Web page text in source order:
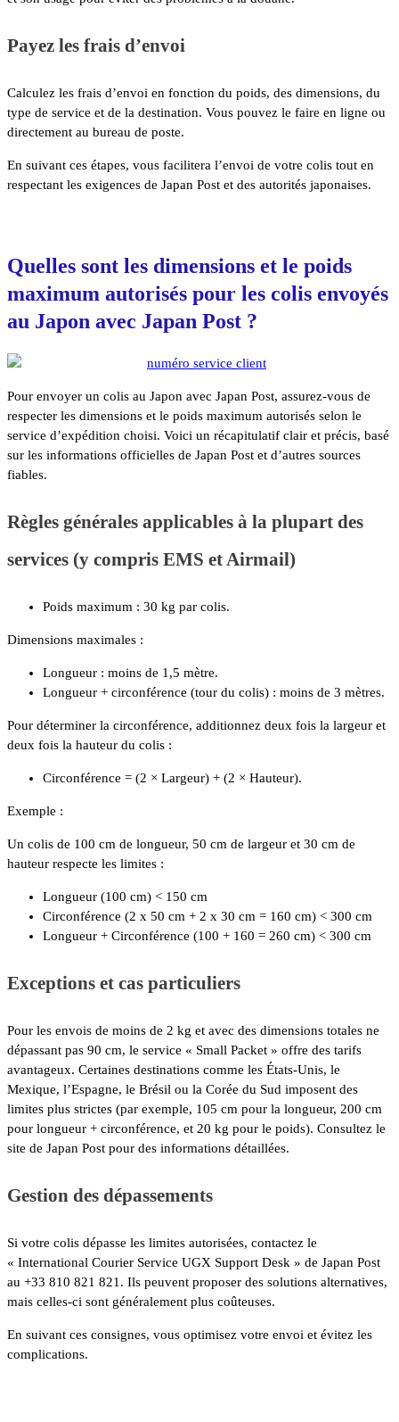
Payez les frais d’envoi
Calculez les frais d’envoi en fonction du poids, des dimensions, du
type de service et de la destination. Vous pouvez le faire en ligne ou
directement au bureau de poste.
En suivant ces étapes, vous facilitera l’envoi de votre colis tout en
respectant les exigences de Japan Post et des autorités japonaises.
Quelles sont les dimensions et le poids
maximum autorisés pour les colis envoyés
au Japon avec Japan Post ?
Pour envoyer un colis au Japon avec Japan Post, assurez-vous de
respecter les dimensions et le poids maximum autorisés selon le
service d’expédition choisi. Voici un récapitulatif clair et précis, basé
sur les informations officielles de Japan Post et d’autres sources
fiables.
Règles générales applicables à la plupart des
services (y compris EMS et Airmail)
Poids maximum : 30 kg par colis.
Dimensions maximales :
Longueur : moins de 1,5 mètre.
Longueur + circonférence (tour du colis) : moins de 3 mètres.
Pour déterminer la circonférence, additionnez deux fois la largeur et
deux fois la hauteur du colis :
Circonférence = (2 × Largeur) + (2 × Hauteur).
Exemple :
Un colis de 100 cm de longueur, 50 cm de largeur et 30 cm de
hauteur respecte les limites :
Longueur (100 cm) < 150 cm
Circonférence (2 x 50 cm + 2 x 30 cm = 160 cm) < 300 cm
Longueur + Circonférence (100 + 160 = 260 cm) < 300 cm
Exceptions et cas particuliers
Pour les envois de moins de 2 kg et avec des dimensions totales ne
dépassant pas 90 cm, le service « Small Packet » offre des tarifs
avantageux. Certaines destinations comme les États-Unis, le
Mexique, l’Espagne, le Brésil ou la Corée du Sud imposent des
limites plus strictes (par exemple, 105 cm pour la longueur, 200 cm
pour longueur + circonférence, et 20 kg pour le poids). Consultez le
site de Japan Post pour des informations détaillées.
Gestion des dépassements
Si votre colis dépasse les limites autorisées, contactez le
« International Courier Service UGX Support Desk » de Japan Post
au +33 810 821 821. Ils peuvent proposer des solutions alternatives,
mais celles-ci sont généralement plus coûteuses.
En suivant ces consignes, vous optimisez votre envoi et évitez les
complications.